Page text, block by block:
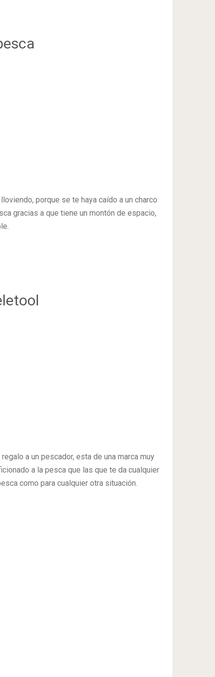
porque se te haya caído a un charco
gracias a que tiene un montón de espacio,
a un pescador, esta de una marca muy
a la pesca que las que te da cualquier
como para cualquier otra situación.